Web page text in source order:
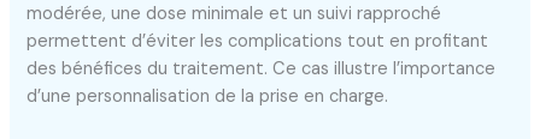
modérée, une dose minimale et un suivi rapproché
permettent d’éviter les complications tout en profitant
des bénéfices du traitement. Ce cas illustre l’importance
d’une personnalisation de la prise en charge.